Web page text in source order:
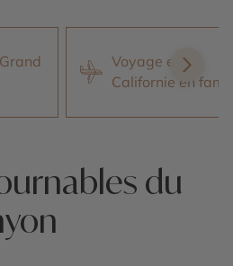
Voyage en
Californie en
du